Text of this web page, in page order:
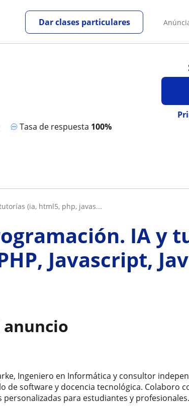
Dar clases particulares
Tasa de respuesta 100%
(ia, html5, php, javas...
IA y
Javascript,
Ingeniero en Informática y consultor
de software y docencia tecnológica. Colaboro
personalizadas para estudiantes y profesionales.